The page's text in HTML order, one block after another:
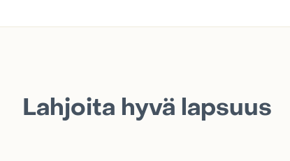
Lahjoita hyvä lapsuus